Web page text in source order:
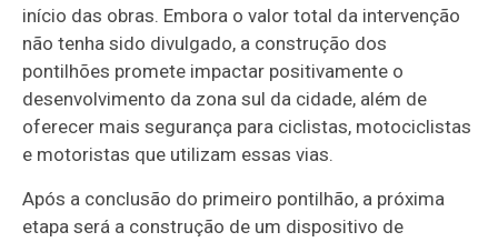
início das obras. Embora o valor total da intervenção
não tenha sido divulgado, a construção dos
pontilhões promete impactar positivamente o
desenvolvimento da zona sul da cidade, além de
oferecer mais segurança para ciclistas, motociclistas
e motoristas que utilizam essas vias.
Após a conclusão do primeiro pontilhão, a próxima
etapa será a construção de um dispositivo de